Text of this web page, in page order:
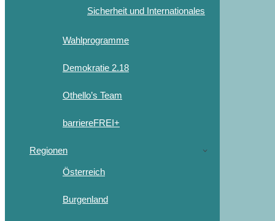
Sicherheit und Internationales
Wahlprogramme
Demokratie 2.18
Othello’s Team
barriereFREI+
Regionen
Österreich
Burgenland